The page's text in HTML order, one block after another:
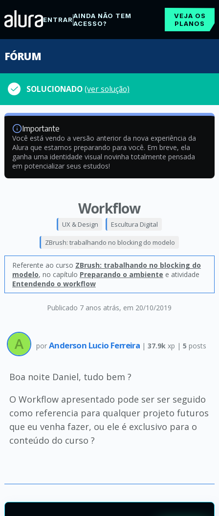
ENTRARAINDA NÃO TEM
ACESSO?
VEJA OS
PLANOS
FÓRUM
SOLUCIONADO(ver solução)
Importante
Você está vendo a versão anterior da nova experiência da
Alura que estamos preparando para você. Em breve, ela
ganha uma identidade visual novinha totalmente pensada
em potencializar seus estudos!
Workflow
Publicado 7 anos atrás, em 20/10/2019
UX & Design Escultura Digital
ZBrush: trabalhando no blocking do modelo
Referente ao curso ZBrush: trabalhando no blocking do
modelo, no capítulo Preparando o ambiente e atividade
Entendendo o workflow
por Anderson Lucio Ferreira | 37.9k xp | 5 posts
Boa noite Daniel, tudo bem ?
O Workflow apresentado pode ser ser seguido
como referencia para qualquer projeto futuros
que eu venha fazer, ou ele é exclusivo para o
conteúdo do curso ?